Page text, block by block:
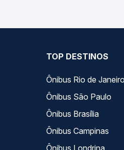
TOP DESTINOS
Ônibus Rio de Janeiro
Ônibus São Paulo
Ônibus Brasília
Ônibus Campinas
Ônibus Londrina